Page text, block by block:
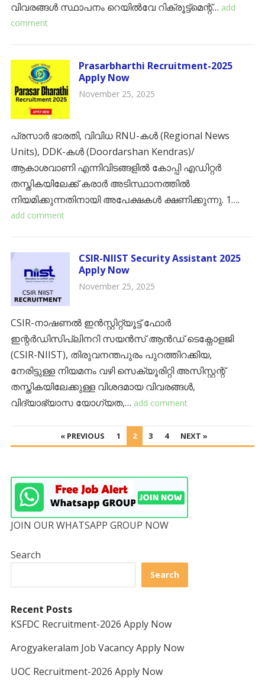
വിവരങ്ങൾ സ്ഥാപനം റെയിൽവേ റിക്രൂട്ട്മെന്റ്… add
comment
Prasarbharthi Recruitment-2025
Apply Now
November 25, 2025
പ്രസാർ ഭാരതി, വിവിധ RNU-കൾ (Regional News
Units), DDK-കൾ (Doordarshan Kendras)/
ആകാശവാണി എന്നിവിടങ്ങളിൽ കോപ്പി എഡിറ്റർ
തസ്തികയിലേക്ക് കരാർ അടിസ്ഥാനത്തിൽ
നിയമിക്കുന്നതിനായി അപേക്ഷകൾ ക്ഷണിക്കുന്നു. ​1….
add comment
CSIR-NIIST Security Assistant 2025
Apply Now
November 25, 2025
CSIR-നാഷണൽ ഇൻസ്റ്റിറ്റ്യൂട്ട് ഫോർ
ഇന്റർഡിസിപ്ലിനറി സയൻസ് ആൻഡ് ടെക്നോളജി
(CSIR-NIIST), തിരുവനന്തപുരം പുറത്തിറക്കിയ,
നേരിട്ടുള്ള നിയമനം വഴി സെക്യൂരിറ്റി അസിസ്റ്റന്റ്
തസ്തികയിലേക്കുള്ള വിശദമായ വിവരങ്ങൾ,
വിദ്യാഭ്യാസ യോഗ്യത,… add comment
PAGINATION
« PREVIOUS 1 2 3 4 NEXT »
JOIN OUR WHATSAPP GROUP NOW
Search
Search
Recent Posts
KSFDC Recruitment-2026 Apply Now
Arogyakeralam Job Vacancy Apply Now
UOC Recruitment-2026 Apply Now